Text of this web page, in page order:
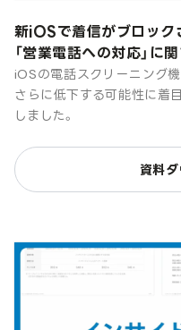
新iOSで着信がブロック
「営業電話への対応」に
iOSの電話スクリーニング
さらに低下する可能性に着
しました。
資料